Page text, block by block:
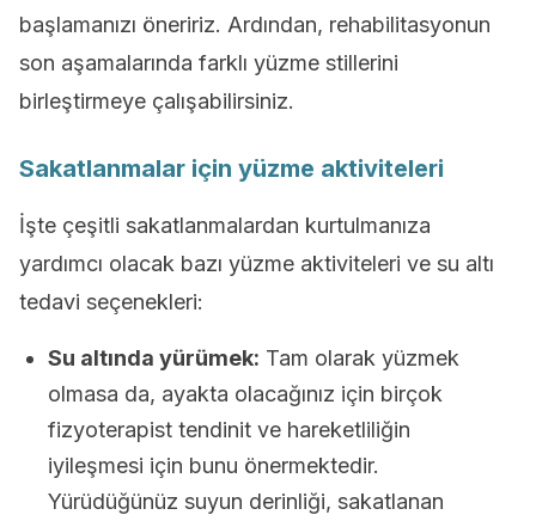
başlamanızı öneririz. Ardından, rehabilitasyonun
son aşamalarında farklı yüzme stillerini
birleştirmeye çalışabilirsiniz.
Sakatlanmalar için yüzme aktiviteleri
İşte çeşitli sakatlanmalardan kurtulmanıza
yardımcı olacak bazı yüzme aktiviteleri ve su altı
tedavi seçenekleri:
Su altında yürümek: Tam olarak yüzmek
olmasa da, ayakta olacağınız için birçok
fizyoterapist tendinit ve hareketliliğin
iyileşmesi için bunu önermektedir.
Yürüdüğünüz suyun derinliği, sakatlanan